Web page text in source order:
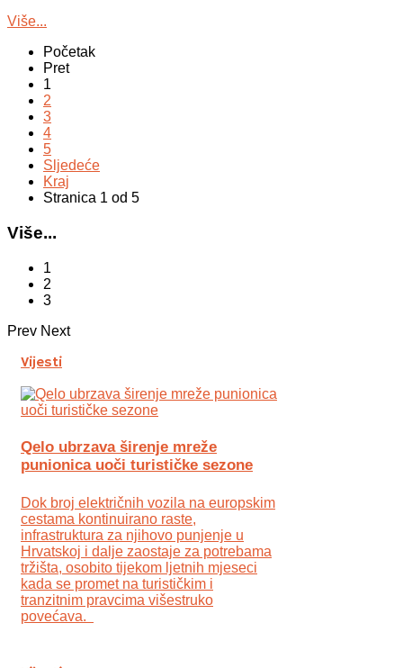
Više...
Početak
Pret
1
2
3
4
5
Sljedeće
Kraj
Stranica 1 od 5
Više...
1
2
3
Prev Next
Vijesti
Qelo ubrzava širenje mreže
punionica uoči turističke sezone
Dok broj električnih vozila na europskim
cestama kontinuirano raste,
infrastruktura za njihovo punjenje u
Hrvatskoj i dalje zaostaje za potrebama
tržišta, osobito tijekom ljetnih mjeseci
kada se promet na turističkim i
tranzitnim pravcima višestruko
povećava.